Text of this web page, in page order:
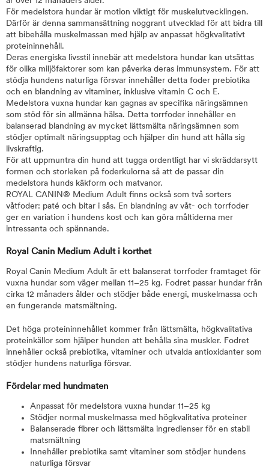
För medelstora hundar är motion viktigt för muskelutvecklingen.
Därför är denna sammansättning noggrant utvecklad för att bidra till
att bibehålla muskelmassan med hjälp av anpassat högkvalitativt
proteininnehåll.
Deras energiska livsstil innebär att medelstora hundar kan utsättas
för olika miljöfaktorer som kan påverka deras immunsystem. För att
stödja hundens naturliga försvar innehåller detta foder prebiotika
och en blandning av vitaminer, inklusive vitamin C och E.
Medelstora vuxna hundar kan gagnas av specifika näringsämnen
som stöd för sin allmänna hälsa. Detta torrfoder innehåller en
balanserad blandning av mycket lättsmälta näringsämnen som
stödjer optimalt näringsupptag och hjälper din hund att hålla sig
livskraftig.
För att uppmuntra din hund att tugga ordentligt har vi skräddarsytt
formen och storleken på foderkulorna så att de passar din
medelstora hunds käkform och matvanor.
ROYAL CANIN® Medium Adult finns också som två sorters
våtfoder: paté och bitar i sås. En blandning av våt- och torrfoder
ger en variation i hundens kost och kan göra måltiderna mer
intressanta och spännande.
Royal Canin Medium Adult i korthet
Royal Canin Medium Adult är ett balanserat torrfoder framtaget för
vuxna hundar som väger mellan 11–25 kg. Fodret passar hundar från
cirka 12 månaders ålder och stödjer både energi, muskelmassa och
en fungerande matsmältning.
Det höga proteininnehållet kommer från lättsmälta, högkvalitativa
proteinkällor som hjälper hunden att behålla sina muskler. Fodret
innehåller också prebiotika, vitaminer och utvalda antioxidanter som
stödjer hundens naturliga försvar.
Fördelar med hundmaten
Anpassat för medelstora vuxna hundar 11–25 kg
Stödjer normal muskelmassa med högkvalitativa proteiner
Balanserade fibrer och lättsmälta ingredienser för en stabil
matsmältning
Innehåller prebiotika samt vitaminer som stödjer hundens
naturliga försvar